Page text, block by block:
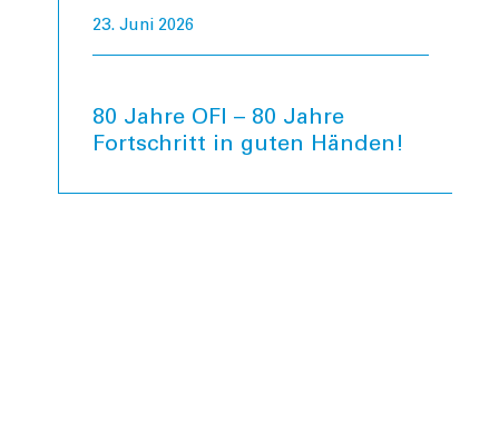
23. Juni 2026
80 Jahre OFI – 80 Jahre
Fortschritt in guten Händen!